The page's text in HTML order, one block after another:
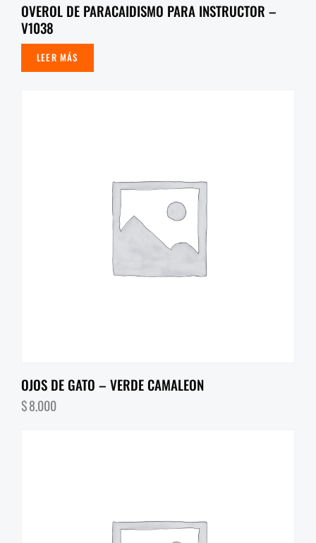
OVEROL DE PARACAIDISMO PARA INSTRUCTOR –
V1038
LEER MÁS
OJOS DE GATO – VERDE CAMALEON
$8,000